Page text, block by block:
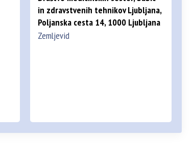
in zdravstvenih tehnikov Ljubljana,
Poljanska cesta 14, 1000 Ljubljana
Zemljevid